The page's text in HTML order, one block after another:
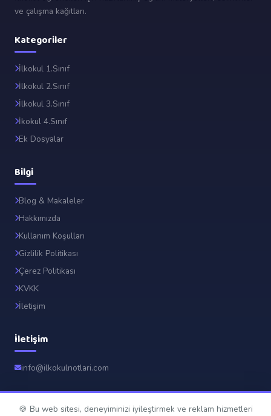
ve çalışma kağıtları.
Kategoriler
İlkokul 1.Sınıf
İlkokul 2.Sınıf
İlkokul 3.Sınıf
İkokul 4.Sınıf
Ek Dosyalar
Bilgi
Blog & Makaleler
Hakkımızda
Kullanım Koşulları
Gizlilik Politikası
Çerez Politikası
KVKK
İletişim
İletişim
info@ilkokulnotlari.com
🍪 Bu web sitesi, deneyiminizi iyileştirmek ve reklam hizmetleri